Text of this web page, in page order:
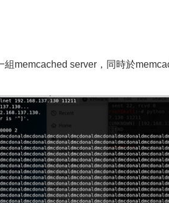
memcached server，同時於